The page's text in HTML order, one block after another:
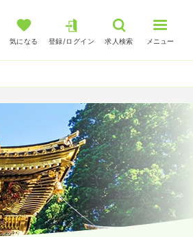
気になる 登録/ログイン 求人検索 メニュー